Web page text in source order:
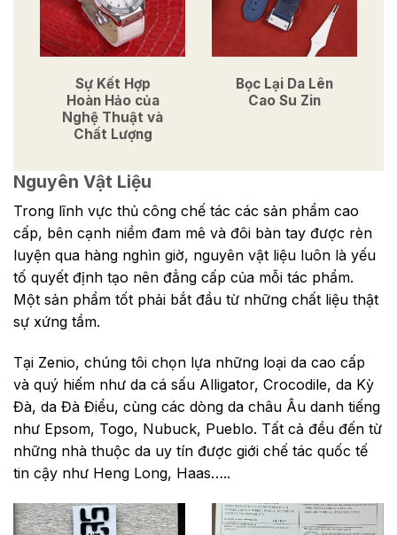
Sự Kết Hợp
Hoàn Hảo của
Nghệ Thuật và
Chất Lượng
Bọc Lại Da Lên
Cao Su Zin
Nguyên Vật Liệu
Trong lĩnh vực thủ công chế tác các sản phẩm cao
cấp, bên cạnh niềm đam mê và đôi bàn tay được rèn
luyện qua hàng nghìn giờ, nguyên vật liệu luôn là yếu
tố quyết định tạo nên đẳng cấp của mỗi tác phẩm.
Một sản phẩm tốt phải bắt đầu từ những chất liệu thật
sự xứng tầm.
Tại Zenio, chúng tôi chọn lựa những loại da cao cấp
và quý hiếm như da cá sấu Alligator, Crocodile, da Kỳ
Đà, da Đà Điểu, cùng các dòng da châu Âu danh tiếng
như Epsom, Togo, Nubuck, Pueblo. Tất cả đều đến từ
những nhà thuộc da uy tín được giới chế tác quốc tế
tin cậy như Heng Long, Haas…..